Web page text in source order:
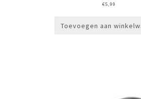
€5,99
Toevoegen aan